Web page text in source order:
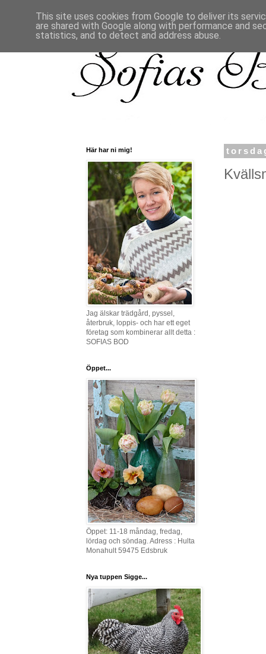
Här har ni mig!
Jag älskar trädgård, pyssel,
återbruk, loppis- och har ett eget
företag som kombinerar allt detta :
SOFIAS BOD
Öppet...
Öppet: 11-18 måndag, fredag,
lördag och söndag. Adress : Hulta
Monahult 59475 Edsbruk
Nya tuppen Sigge...
This site uses cookies from Google to deliver its
are shared with Google along with performance and
statistics, and to detect and address abuse.